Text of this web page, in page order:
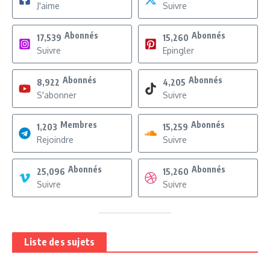
J'aime
Suivre
17,539 Abonnés
Suivre
15,260 Abonnés
Epingler
8,922 Abonnés
S'abonner
4,205 Abonnés
Suivre
1,203 Membres
Rejoindre
15,259 Abonnés
Suivre
25,096 Abonnés
Suivre
15,260 Abonnés
Suivre
Liste des sujets